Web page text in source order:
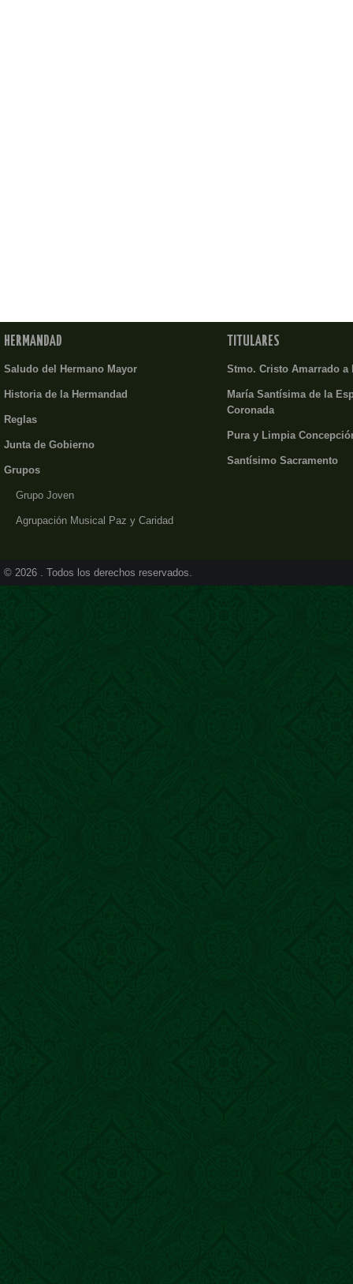
HERMANDAD
Saludo del Hermano Mayor
Historia de la Hermandad
Reglas
Junta de Gobierno
Grupos
Grupo Joven
Agrupación Musical Paz y Caridad
TITULARES
Stmo. Cristo Amarrado a
María Santísima de la
Coronada
Pura y Limpia
Santísimo Sacramento
© 2026 . Todos los derechos reservados.